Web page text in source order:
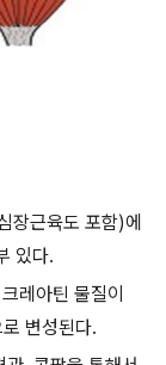
장근육도 포함)에
있다.
레아틴 물질이
변성된다.